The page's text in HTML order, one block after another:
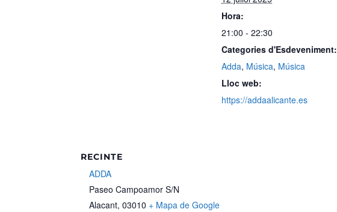
Hora:
21:00 - 22:30
Categories d'Esdeveniment:
Adda, Música, Música
Lloc web:
https://addaalicante.es
RECINTE
ADDA
Paseo Campoamor S/N
Alacant, 03010 + Mapa de Google